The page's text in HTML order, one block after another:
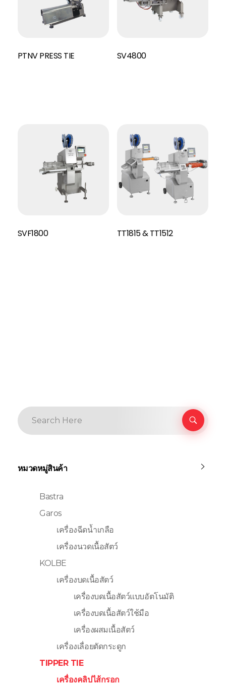
PTNV PRESS TIE SV4800
SVF1800 TT1815 & TT1512
หมวดหมู่สินค้า
Bastra
Garos
เครื่องฉีดน้ำเกลือ
เครื่องนวดเนื้อสัตว์
KOLBE
เครื่องบดเนื้อสัตว์
เครื่องบดเนื้อสัตว์แบบอัตโนมัติ
เครื่องบดเนื้อสัตว์ใช้มือ
เครื่องผสมเนื้อสัตว์
เครื่องเลื่อยตัดกระดูก
TIPPER TIE
เครื่องคลิปไส้กรอก